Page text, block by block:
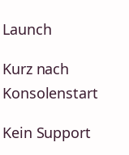
Launch
Kurz nach
Konsolenstart
Kein Support